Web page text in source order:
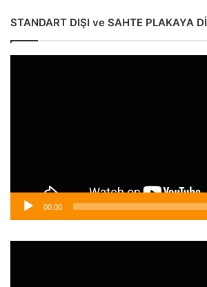
STANDART DIŞI ve SAHTE PLAKAYA
00:00